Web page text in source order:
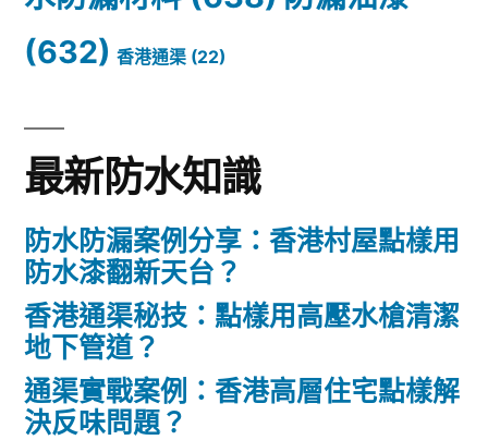
(632) 香港通渠 (22)
最新防水知識
防水防漏案例分享：香港村屋點樣用
防水漆翻新天台？
香港通渠秘技：點樣用高壓水槍清潔
地下管道？
通渠實戰案例：香港高層住宅點樣解
決反味問題？